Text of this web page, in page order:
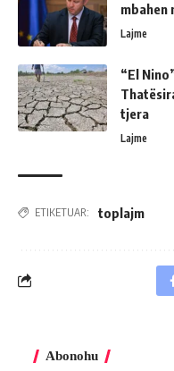
mbahen
Lajme
“El
tjera
Lajme
ETIKETUAR: toplajm
Abonohu